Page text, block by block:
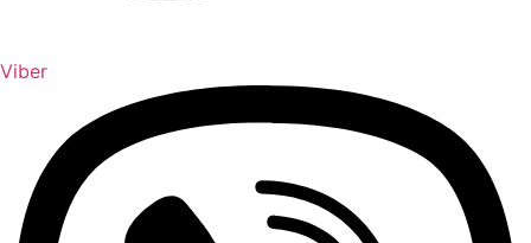
Viber